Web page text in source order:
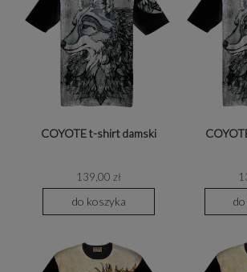
COYOTE t-shirt damski
139,00 zł
do koszyka